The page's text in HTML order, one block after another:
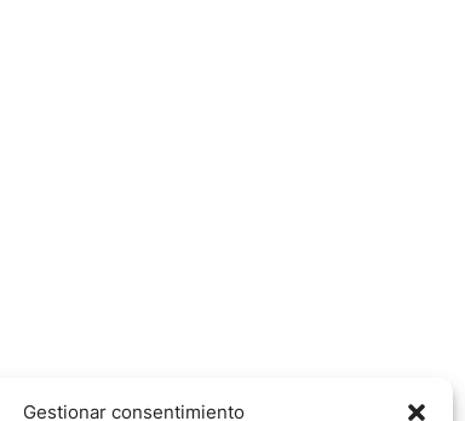
Gestionar consentimiento